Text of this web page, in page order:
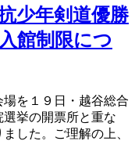
少年剣道優勝
館制限につ
を１９日・越谷総合
挙の開票所と重な
した。ご理解の上、